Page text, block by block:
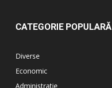
CATEGORIE POPULARĂ
Diverse
Economic
Administratie